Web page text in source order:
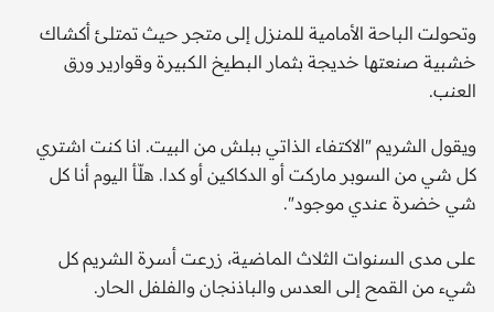
وتحولت الباحة الأمامية للمنزل إلى متجر حيث تمتلئ أكشاك
خشبية صنعتها خديجة بثمار البطيخ الكبيرة وقوارير ورق
العنب.
ويقول الشريم "الاكتفاء الذاتي ببلش من البيت. انا كنت اشتري
كل شي من السوبر ماركت أو الدكاكين أو كدا. هلّأ اليوم أنا كل
شي خضرة عندي موجود".
على مدى السنوات الثلاث الماضية، زرعت أسرة الشريم كل
شيء من القمح إلى العدس والباذنجان والفلفل الحار.